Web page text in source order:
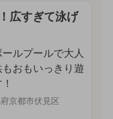
広すぎて泳げ
ールプールで大人
もおもいっきり遊
京都市伏見区